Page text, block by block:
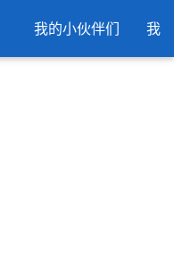
我的小伙伴们 我